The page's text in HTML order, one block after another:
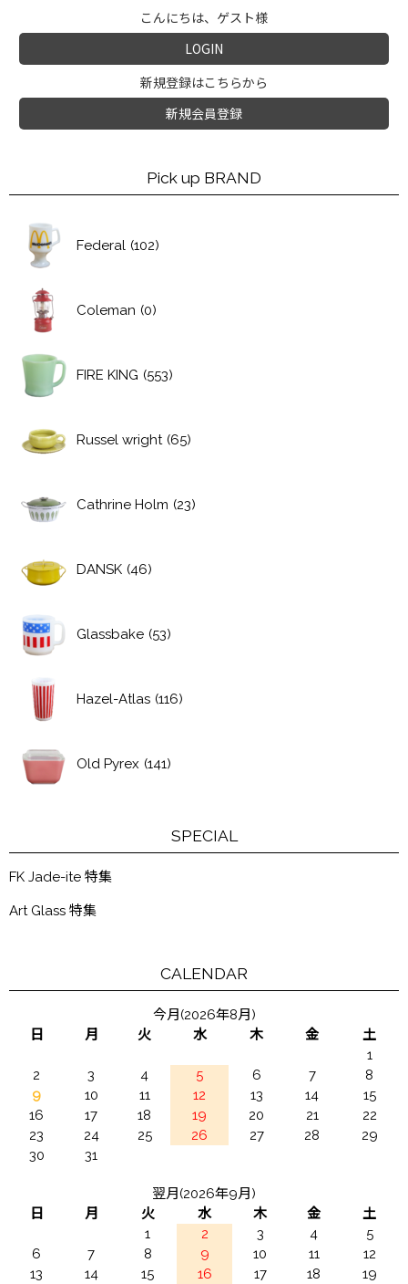
こんにちは、ゲスト様
LOGIN
新規登録はこちらから
新規会員登録
Pick up BRAND
Federal (102)
Coleman (0)
FIRE KING (553)
Russel wright (65)
Cathrine Holm (23)
DANSK (46)
Glassbake (53)
Hazel-Atlas (116)
Old Pyrex (141)
SPECIAL
FK Jade-ite 特集
Art Glass 特集
CALENDAR
今月(2026年8月)
日
月 火 水 木 金
土
1
2
3 4 5 6 7
8
9
10 11 12 13 14
15
16
17 18 19 20 21
22
23
24 25 26 27 28
29
30
31
翌月(2026年9月)
日
月 火 水 木 金
土
1
2 3 4
5
6
7 8 9 10 11
12
13
14 15 16 17 18
19